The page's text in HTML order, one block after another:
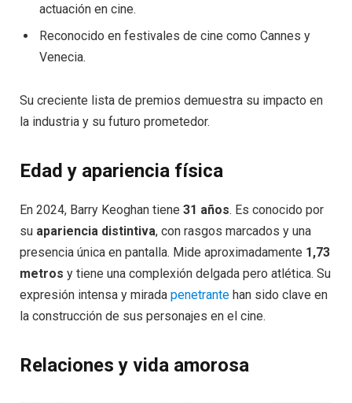
actuación en cine.
Reconocido en festivales de cine como Cannes y
Venecia.
Su creciente lista de premios demuestra su impacto en
la industria y su futuro prometedor.
Edad y apariencia física
En 2024, Barry Keoghan tiene 31 años. Es conocido por
su apariencia distintiva, con rasgos marcados y una
presencia única en pantalla. Mide aproximadamente 1,73
metros y tiene una complexión delgada pero atlética. Su
expresión intensa y mirada penetrante han sido clave en
la construcción de sus personajes en el cine.
Relaciones y vida amorosa